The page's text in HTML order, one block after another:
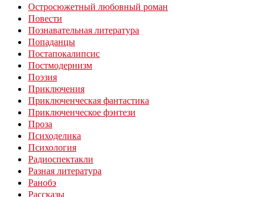
Остросюжетный любовный роман
Повести
Познавательная литература
Попаданцы
Постапокалипсис
Постмодернизм
Поэзия
Приключения
Приключенческая фантастика
Приключенческое фэнтези
Проза
Психоделика
Психология
Радиоспектакли
Разная литература
Ранобэ
Рассказы